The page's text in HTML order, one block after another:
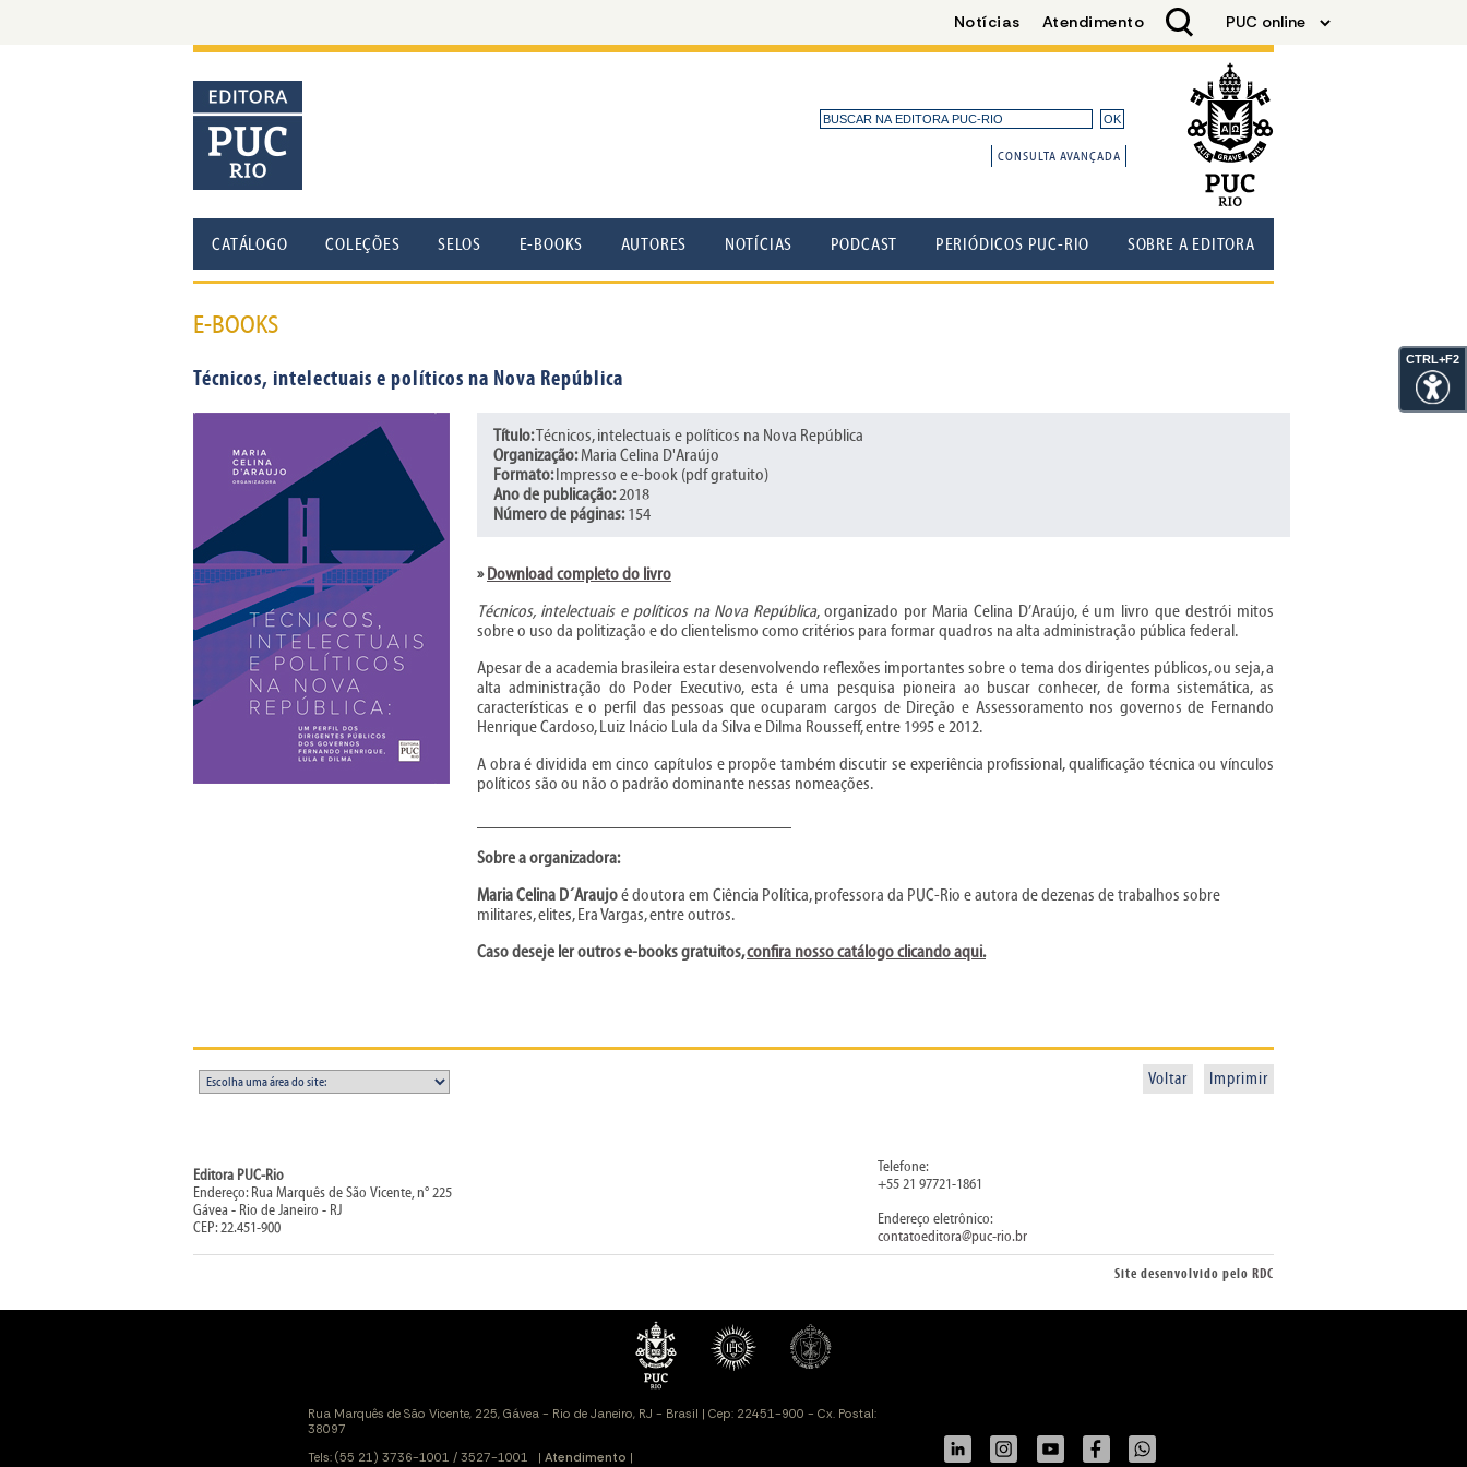
CTRL+F2
CONSULTA AVANÇADA
CATÁLOGO COLEÇÕES SELOS E-BOOKS AUTORES NOTÍCIAS PODCAST PERIÓDICOS PUC-RIO SOBRE A EDITORA
E-BOOKS
Técnicos, intelectuais e políticos na Nova República
Título:Técnicos, intelectuais e políticos na Nova República
Organização:Maria Celina D'Araújo
Formato:Impresso e e-book (pdf gratuito)
Ano de publicação:2018
Número de páginas:154
»Download completo do livro
Técnicos, intelectuais e políticos na Nova República, organizado por Maria Celina D’Araújo, é um livro que destrói mitos
sobre o uso da politização e do clientelismo como critérios para formar quadros na alta administração pública federal.
Apesar de a academia brasileira estar desenvolvendo reflexões importantes sobre o tema dos dirigentes públicos, ou seja, a
alta administração do Poder Executivo, esta é uma pesquisa pioneira ao buscar conhecer, de forma sistemática, as
características e o perfil das pessoas que ocuparam cargos de Direção e Assessoramento nos governos de Fernando
Henrique Cardoso, Luiz Inácio Lula da Silva e Dilma Rousseff, entre 1995 e 2012.
A obra é dividida em cinco capítulos e propõe também discutir se experiência profissional, qualificação técnica ou vínculos
políticos são ou não o padrão dominante nessas nomeações.
Sobre a organizadora:
Maria Celina D´Araujoé doutora em Ciência Política, professora da PUC-Rio e autora de dezenas de trabalhos sobre
militares, elites, Era Vargas, entre outros.
Caso deseje ler outros e-books gratuitos,confira nosso catálogo clicando aqui.
Imprimir
Voltar
Editora PUC-Rio
Endereço: Rua Marquês de São Vicente, n° 225
Gávea - Rio de Janeiro - RJ
CEP: 22.451-900
Telefone:
+55 21 97721-1861
Endereço eletrônico:
contatoeditora@puc-rio.br
Site desenvolvido pelo RDC